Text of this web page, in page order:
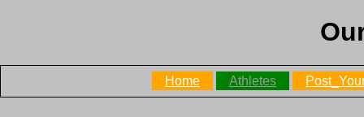
Home Athletes